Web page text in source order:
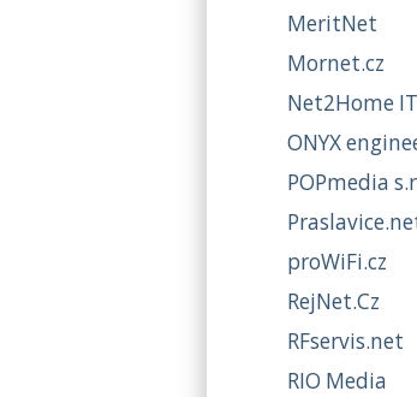
MeritNet
Mornet.cz
Net2Home
ONYX
POPmedia
proWiFi.cz
RejNet.Cz
RFservis.net
RIO Media